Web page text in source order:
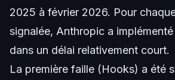
2025 à février 2026. Pour
signalée, Anthropic a
dans un délai relativement court.
La première faille (Hooks) a été